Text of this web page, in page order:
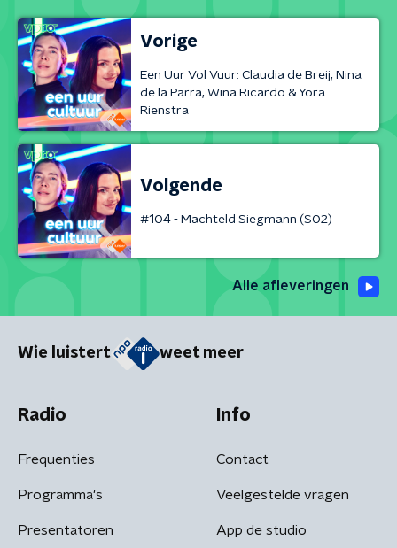
Vorige
Een Uur Vol Vuur: Claudia de Breij, Nina
de la Parra, Wina Ricardo & Yora
Rienstra
Volgende
#104 - Machteld Siegmann (S02)
Alle afleveringen
Wie luistert weet meer
Radio
Frequenties
Programma's
Presentatoren
Info
Contact
Veelgestelde vragen
App de studio